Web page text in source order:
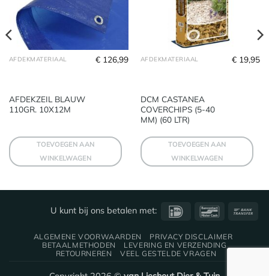
AFDEKMATERIAAL
AFDEKZEIL BLAUW
110GR. 10X12M
€ 126,99
TOEVOEGEN AAN
WINKELWAGEN
AFDEKMATERIAAL
DCM CASTANEA
COVERCHIPS (5-40
MM) (60 LTR)
€ 19,95
TOEVOEGEN AAN
WINKELWAGEN
U kunt bij ons betalen met: IDeal Bancontact
ALGEMENE VOORWAARDEN
PRIVACY DISCLAIMER
BETAALMETHODEN
LEVERING EN VERZENDING
RETOURNEREN
VEEL GESTELDE VRAGEN